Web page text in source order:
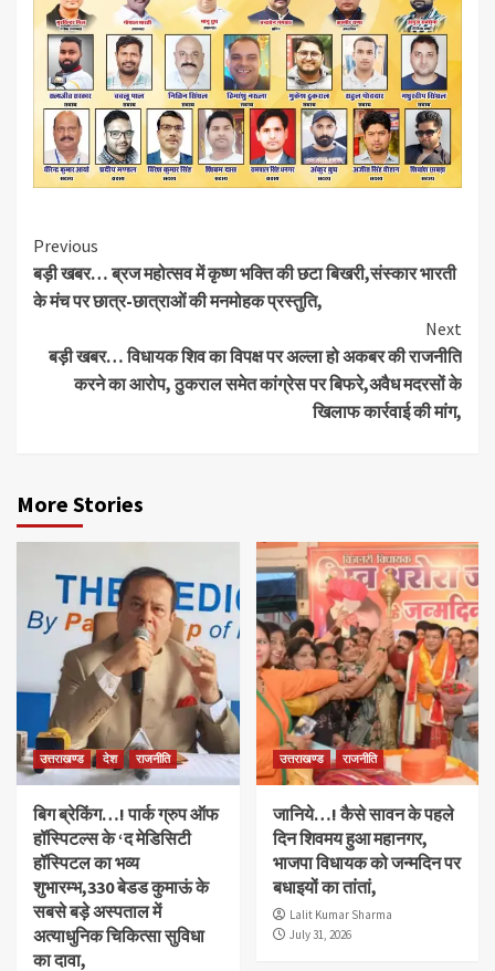
Continue
Reading
Previous
बड़ी खबर… ब्रज महोत्सव में कृष्ण भक्ति की छटा बिखरी,संस्कार भारती
के मंच पर छात्र-छात्राओं की मनमोहक प्रस्तुति,
Next
बड़ी खबर… विधायक शिव का विपक्ष पर अल्ला हो अकबर की राजनीति
करने का आरोप, ठुकराल समेत कांग्रेस पर बिफरे,अवैध मदरसों के
खिलाफ कार्रवाई की मांग,
More Stories
उत्तराखण्ड देश राजनीति
बिग ब्रेकिंग…! पार्क ग्रुप ऑफ
हॉस्पिटल्स के ‘द मेडिसिटी
हॉस्पिटल का भव्य
शुभारम्भ,330 बेडड कुमाऊं के
सबसे बड़े अस्पताल में
अत्याधुनिक चिकित्सा सुविधा
का दावा,
उत्तराखण्ड राजनीति
जानिये…! कैसे सावन के पहले
दिन शिवमय हुआ महानगर,
भाजपा विधायक को जन्मदिन पर
बधाइयों का तांतां,
Lalit Kumar Sharma
July 31, 2026